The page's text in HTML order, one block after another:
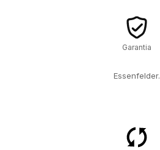
Garantia
Essenfelder.